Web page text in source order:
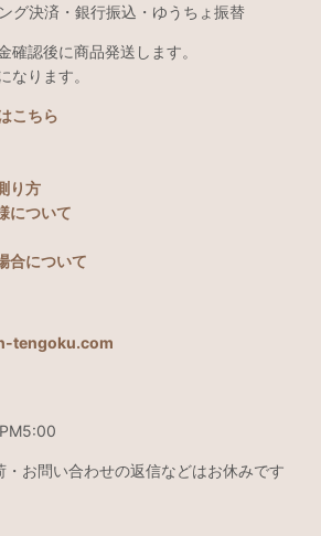
グ決済・銀行振込・ゆうちょ振替
確認後に商品発送します。
なります。
こちら
り方
について
合について
tengoku.com
お問い合わせの返信などはお休みです